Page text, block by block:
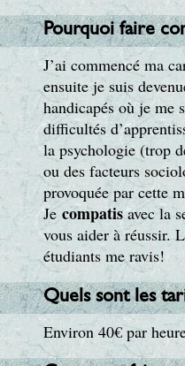
Pourquoi faire
J’ai commencé ma
ensuite je suis
handicapés où je me
difficultés
la psychologie (trop
ou des facteurs
provoquée par cette
Jecompatisavec la
vous aider à réussir.
étudiants me ravis!
Quels sont les
Environ 40€ par